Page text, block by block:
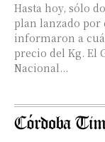
Hasta hoy, sólo
plan lanzado por
informaron a
precio del Kg. El
Nacional...